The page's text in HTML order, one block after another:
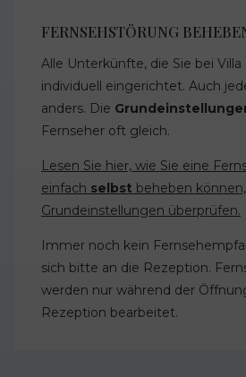
FERNSEHSTÖRUNG
Alle Unterkünfte, die Sie bei
individuell eingerichtet. Auch
anders. Die
Fernseher oft gleich.
Lesen Sie hier, wie Sie eine
einfach selbst beheben
Grundeinstellungen überprüfen.
Immer noch kein
sich bitte an die Rezeption.
werden nur während der
Rezeption bearbeitet.